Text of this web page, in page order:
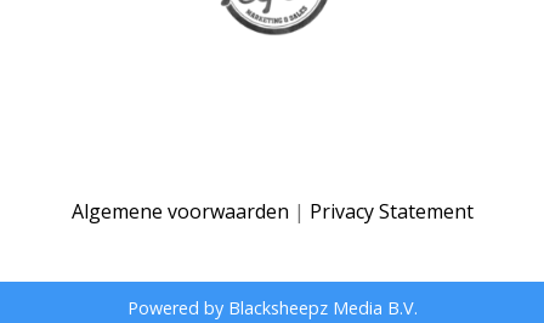
Algemene voorwaarden | Privacy Statement
Powered by Blacksheepz Media B.V.